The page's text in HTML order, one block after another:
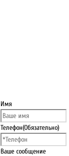
Имя
Телефон(Обязательно)
Ваше сообщение